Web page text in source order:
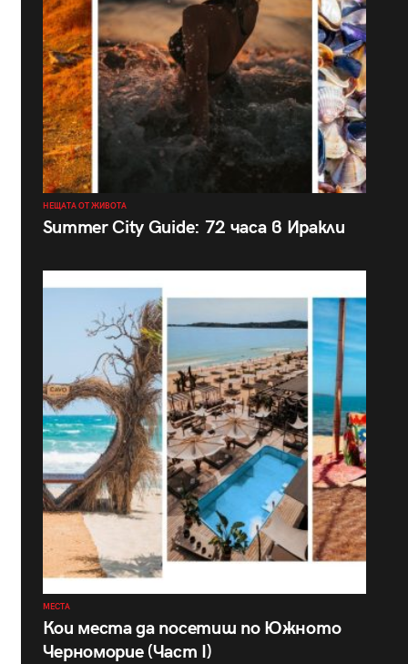
НЕЩАТА ОТ ЖИВОТА
Summer City Guide: 72 часа в Иракли
МЕСТА
Кои места да посетиш по Южното
Черноморие (Част I)